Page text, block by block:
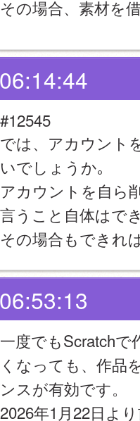
その場合、素材を
#12545
では、アカウント
いでしょうか｡
アカウントを自ら
言うこと自体はで
その場合もできれ
一度でもScratch
くなっても、作品
ンスが有効です。
2026年1月22日よ